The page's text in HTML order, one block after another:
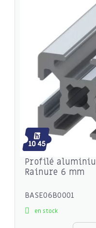
Profilé
Rainure 6 mm
BASE06B0001
en stock